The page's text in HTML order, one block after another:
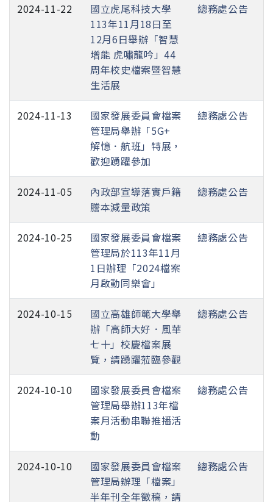
2024-11-22
國立虎尾科技大學
113年11月18日至
12月6日舉辦「智慧
增能 虎嘯龍吟」44
周年校史檔案暨智慧
生活展
總務處公告
2024-11-13
國家發展委員會檔案
管理局舉辦「5G+
解憶．航班」特展，
歡迎踴躍參加
總務處公告
2024-11-05
內政部宣導落實戶籍
謄本減量政策
總務處公告
2024-10-25
國家發展委員會檔案
管理局於113年11月
1日辦理「2024檔案
月啟動同樂會」
總務處公告
2024-10-15
國立高雄師範大學舉
辦「高師大好．風華
七十」校慶檔案展
覽，請踴躍蒞臨參觀
總務處公告
2024-10-10
國家發展委員會檔案
管理局舉辦113年檔
案月活動串聯推播活
動
總務處公告
2024-10-10
國家發展委員會檔案
管理局辦理「檔案」
半年刊全年徵稿，請
總務處公告